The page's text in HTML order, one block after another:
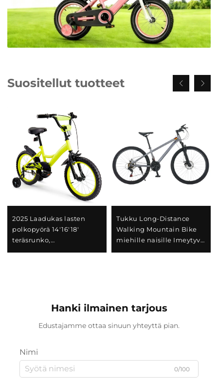
Suositellut tuotteet
2025 Laadukas lasten
polkopyörä 14'16'18'
teräsrunko,
Tukku Long-Distance
Walking Mountain Bike
miehille naisille Imeytyvä
Hanki ilmainen tarjous
Edustajamme ottaa sinuun yhteyttä pian.
Nimi
0/100